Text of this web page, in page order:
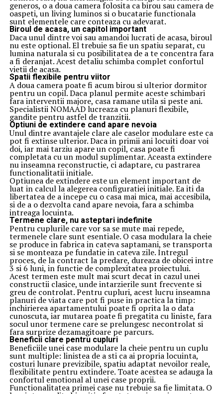
generos, o a doua camera folosita ca birou sau camera de
oaspeti, un living luminos si o bucatarie functionala
sunt elementele care conteaza cu adevarat.
Biroul de acasa, un capitol important
Daca unul dintre voi sau amandoi lucrati de acasa, biroul
nu este optional. El trebuie sa fie un spatiu separat, cu
lumina naturala si cu posibilitatea de a te concentra fara
a fi deranjat. Acest detaliu schimba complet confortul
vietii de acasa.
Spatii flexibile pentru viitor
A doua camera poate fi acum birou si ulterior dormitor
pentru un copil. Daca planul permite aceste schimbari
fara interventii majore, casa ramane utila si peste ani.
Specialistii NOMAAD lucreaza cu planuri flexibile,
gandite pentru astfel de tranzitii.
Optiuni de extindere cand apare nevoia
Unul dintre avantajele clare ale caselor modulare este ca
pot fi extinse ulterior. Daca in primii ani locuiti doar voi
doi, iar mai tarziu apare un copil, casa poate fi
completata cu un modul suplimentar. Aceasta extindere
nu inseamna reconstructie, ci adaptare, cu pastrarea
functionalitatii initiale.
Optiunea de extindere este un element important de
luat in calcul la alegerea configuratiei initiale. Ea iti da
libertatea de a incepe cu o casa mai mica, mai accesibila,
si de a o dezvolta cand apare nevoia, fara a schimba
intreaga locuinta.
Termene clare, nu asteptari indefinite
Pentru cuplurile care vor sa se mute mai repede,
termenele clare sunt esentiale. O casa modulara la cheie
se produce in fabrica in cateva saptamani, se transporta
si se monteaza pe fundatie in cateva zile. Intregul
proces, de la contract la predare, dureaza de obicei intre
3 si 6 luni, in functie de complexitatea proiectului.
Acest termen este mult mai scurt decat in cazul unei
constructii clasice, unde intarzierile sunt frecvente si
greu de controlat. Pentru cupluri, acest lucru inseamna
planuri de viata care pot fi puse in practica la timp:
inchirierea apartamentului poate fi oprita la o data
cunoscuta, iar mutarea poate fi pregatita cu liniste, fara
socul unor termene care se prelungesc necontrolat si
fara surprize dezamagitoare pe parcurs.
Beneficii clare pentru cupluri
Beneficiile unei case modulare la cheie pentru un cuplu
sunt multiple: linistea de a sti ca ai propria locuinta,
costuri lunare previzibile, spatiu adaptat nevoilor reale,
flexibilitate pentru extindere. Toate acestea se adauga la
confortul emotional al unei case proprii.
Functionalitatea primei case nu trebuie sa fie limitata. O